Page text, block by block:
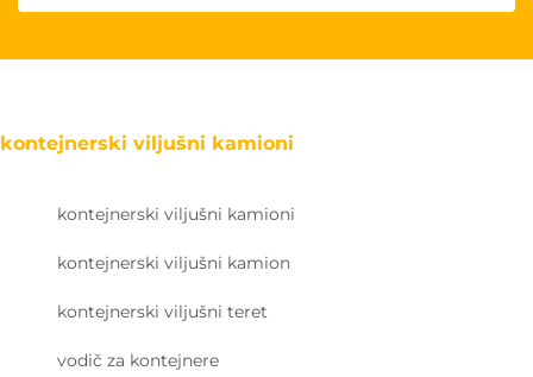
kontejnerski viljušni kamioni
kontejnerski viljušni kamioni
kontejnerski viljušni kamion
kontejnerski viljušni teret
vodič za kontejnere